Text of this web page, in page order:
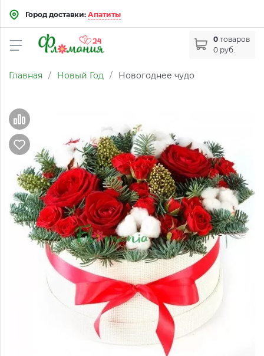
Город доставки: Апатиты
0 товаров
0 руб.
Главная / Новый Год / Новогоднее чудо